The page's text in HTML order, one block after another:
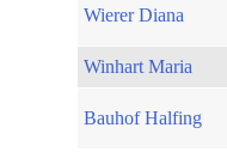
Wierer Diana
Winhart Maria
Bauhof Halfing